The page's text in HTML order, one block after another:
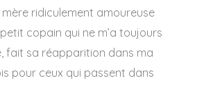
ridiculement amoureuse
copain qui ne m’a toujours
fait sa réapparition dans ma
pour ceux qui passent dans